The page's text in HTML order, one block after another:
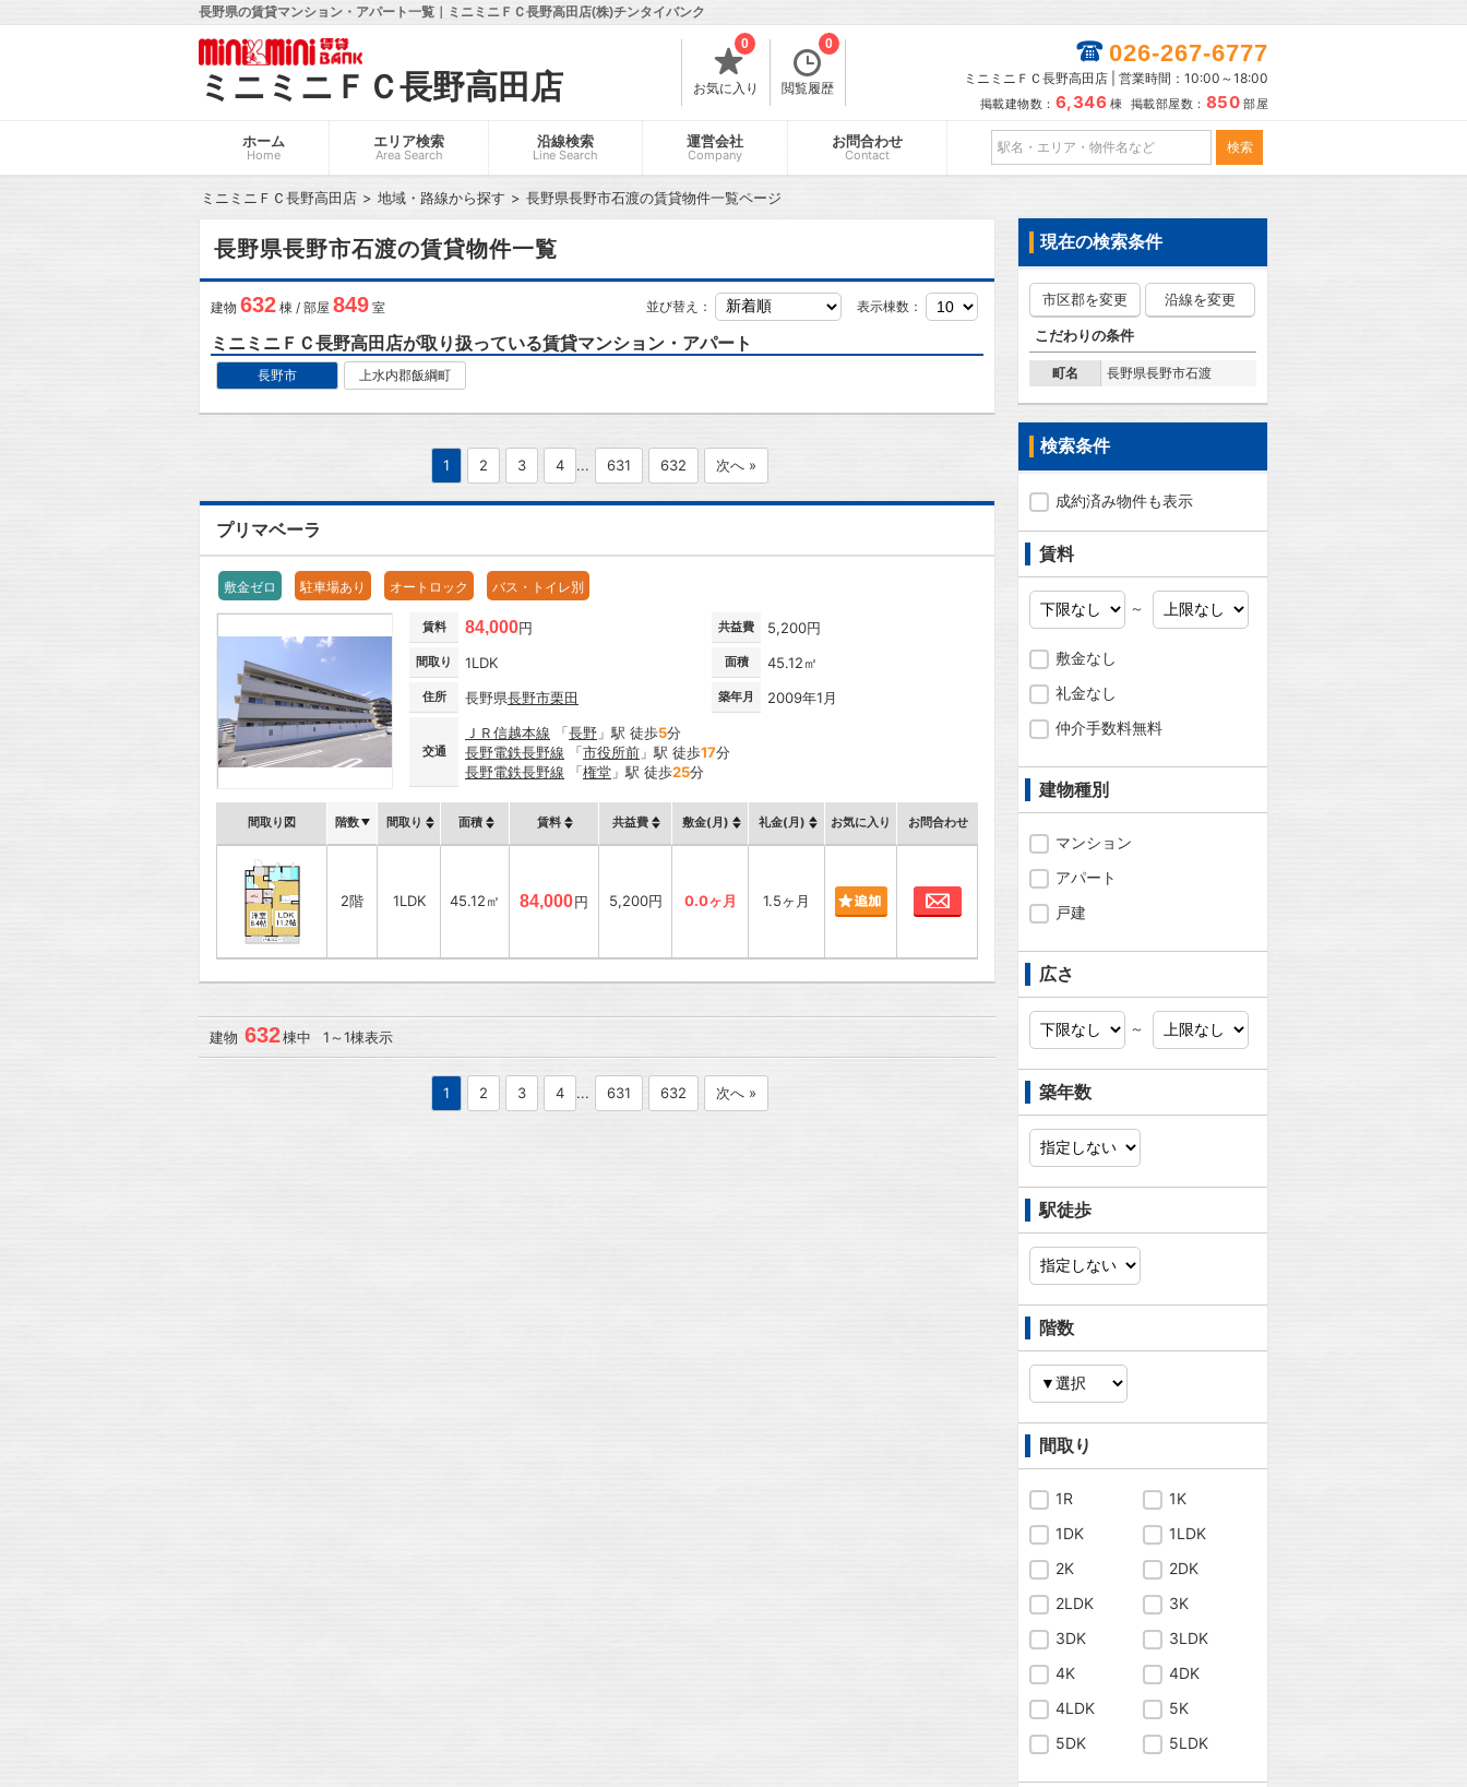
長野県の賃貸マンション・アパート一覧｜ミニミニＦＣ長野高田店(株)チンタイバンク
ミニミニＦＣ長野高田店 お気に入り
0
閲覧履歴
0 026-267-6777
ミニミニＦＣ長野高田店 | 営業時間：10:00～18:00
掲載建物数： 6,346 棟 掲載部屋数： 850 部屋
ホーム
Home
エリア検索
Area Search
沿線検索
Line Search
運営会社
Company
お問合わせ
Contact
ミニミニＦＣ長野高田店 地域・路線から探す 長野県長野市石渡の賃貸物件一覧ページ
長野県長野市石渡の賃貸物件一覧
建物 632 棟 / 部屋 849 室 並び替え：
ミニミニＦＣ長野高田店が取り扱っている賃貸マンション・アパート
長野市 上水内郡飯綱町
表示棟数：
1 2 3 4 ... 631 632 次へ »
プリマベーラ
敷金ゼロ 駐車場あり オートロック バス・トイレ別
賃料 84,000円 共益費 5,200円
間取り 1LDK 面積 45.12㎡
住所 長野県長野市栗田 築年月 2009年1月
交通
ＪＲ信越本線 「長野 」駅 徒歩5分
長野電鉄長野線 「市役所前 」駅 徒歩17分
長野電鉄長野線 「権堂 」駅 徒歩25分
間取り図 階数 間取り 面積 賃料 共益費 敷金(月) 礼金(月) お気に入り お問合わせ
2階 1LDK 45.12㎡ 84,000円 5,200円 0.0ヶ月 1.5ヶ月 お問合わせ
建物 632棟中 1～1棟表示
1 2 3 4 ... 631 632 次へ »
現在の検索条件
市区郡を変更 沿線を変更
こだわりの条件
町名 長野県長野市石渡
検索条件
成約済み物件も表示
賃料
～
敷金なし
礼金なし
仲介手数料無料
建物種別
マンション
アパート
戸建
広さ
～
築年数
駅徒歩
階数
間取り
1R
1K
1DK
1LDK
2K
2DK
2LDK
3K
3DK
3LDK
4K
4DK
4LDK
5K
5DK
5LDK